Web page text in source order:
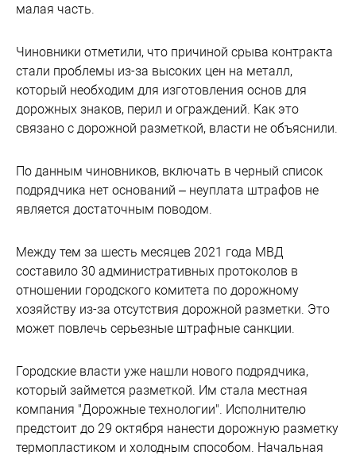
малая часть.
Чиновники отметили, что причиной срыва контракта
стали проблемы из-за высоких цен на металл,
который необходим для изготовления основ для
дорожных знаков, перил и ограждений. Как это
связано с дорожной разметкой, власти не объяснили.
По данным чиновников, включать в черный список
подрядчика нет оснований – неуплата штрафов не
является достаточным поводом.
Между тем за шесть месяцев 2021 года МВД
составило 30 административных протоколов в
отношении городского комитета по дорожному
хозяйству из-за отсутствия дорожной разметки. Это
может повлечь серьезные штрафные санкции.
Городские власти уже нашли нового подрядчика,
который займется разметкой. Им стала местная
компания "Дорожные технологии". Исполнителю
предстоит до 29 октября нанести дорожную разметку
термопластиком и холодным способом. Начальная